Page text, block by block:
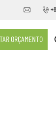
ORÇAMENTO